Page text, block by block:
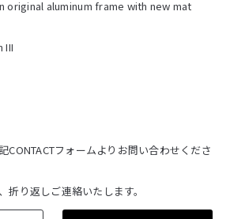
original aluminum frame with new mat
III
CONTACTフォームよりお問い合わせくださ
折り返しご連絡いたします。